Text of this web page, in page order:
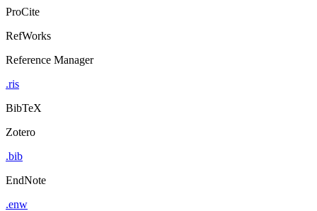
ProCite
RefWorks
Reference Manager
.ris
BibTeX
Zotero
.bib
EndNote
.enw